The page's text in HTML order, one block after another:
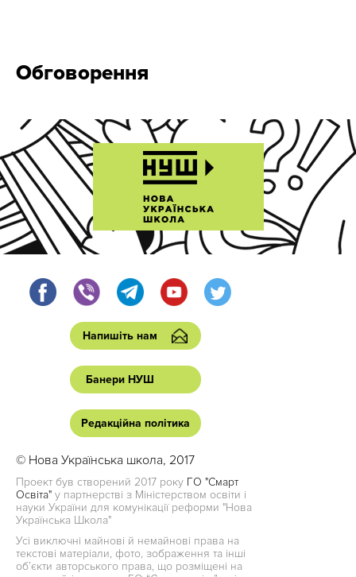
Обговорення
Напишіть нам
Банери НУШ
Редакційна політика
© Нова Українська школа, 2017
Проект був створений 2017 року ГО "Смарт
Освіта" у партнерстві з Міністерством освіти і
науки України для комунікації реформи "Нова
Українська Школа"
Усі виключні майнові й немайнові права на
текстові матеріали, фото, зображення та інші
об’єкти авторського права, що розміщені на